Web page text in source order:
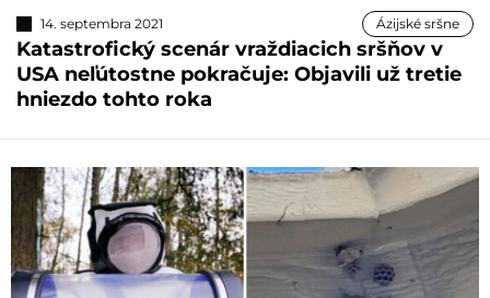
14. septembra 2021 Ázijské sršne
Katastrofický scenár vraždiacich sršňov v
USA neľútostne pokračuje: Objavili už tretie
hniezdo tohto roka